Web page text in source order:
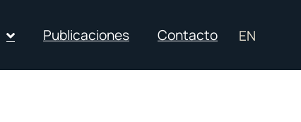
Publicaciones Contacto EN